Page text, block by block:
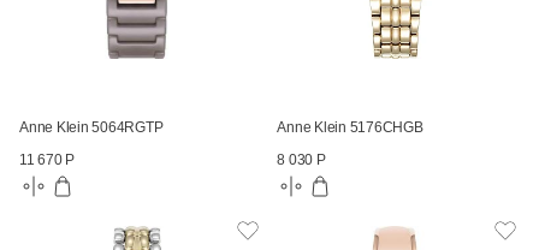
Anne Klein 5064RGTP
11 670 Р
Anne Klein 5176CHGB
8 030 Р